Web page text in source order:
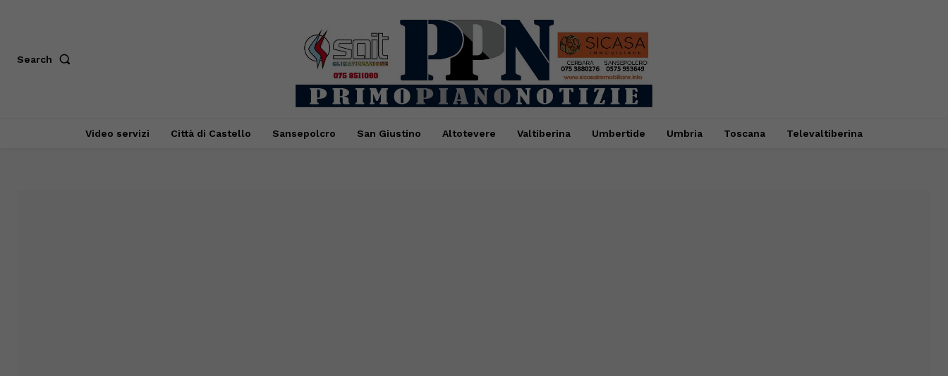
Search
Video servizi Città di Castello Sansepolcro San Giustino Altotevere Valtiberina Umbertide Umbria Toscana Televaltiberina